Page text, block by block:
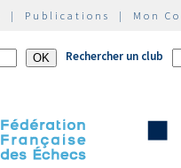
| Publications | Mon
Rechercher un club